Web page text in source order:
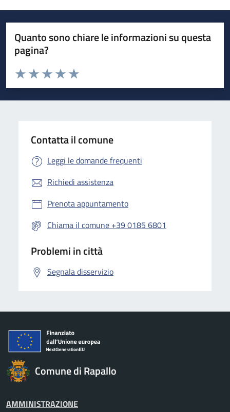
Quanto sono chiare le informazioni su questa
pagina?
Valuta da 1 a 5 stelle la pagina
Valuta 5 stelle su 5
Valuta 4 stelle su 5
Valuta 3 stelle su 5
Valuta 2 stelle su 5
Valuta 1 stelle su 5
Contatta il comune
Leggi le domande frequenti
Richiedi assistenza
Prenota appuntamento
Chiama il comune +39 0185 6801
Problemi in città
Segnala disservizio
Comune di Rapallo
AMMINISTRAZIONE